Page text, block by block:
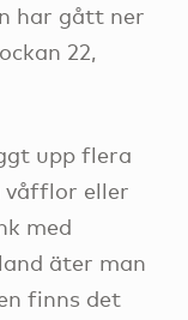
har gått ner
22,
upp flera
våfflor eller
med
äter man
finns det